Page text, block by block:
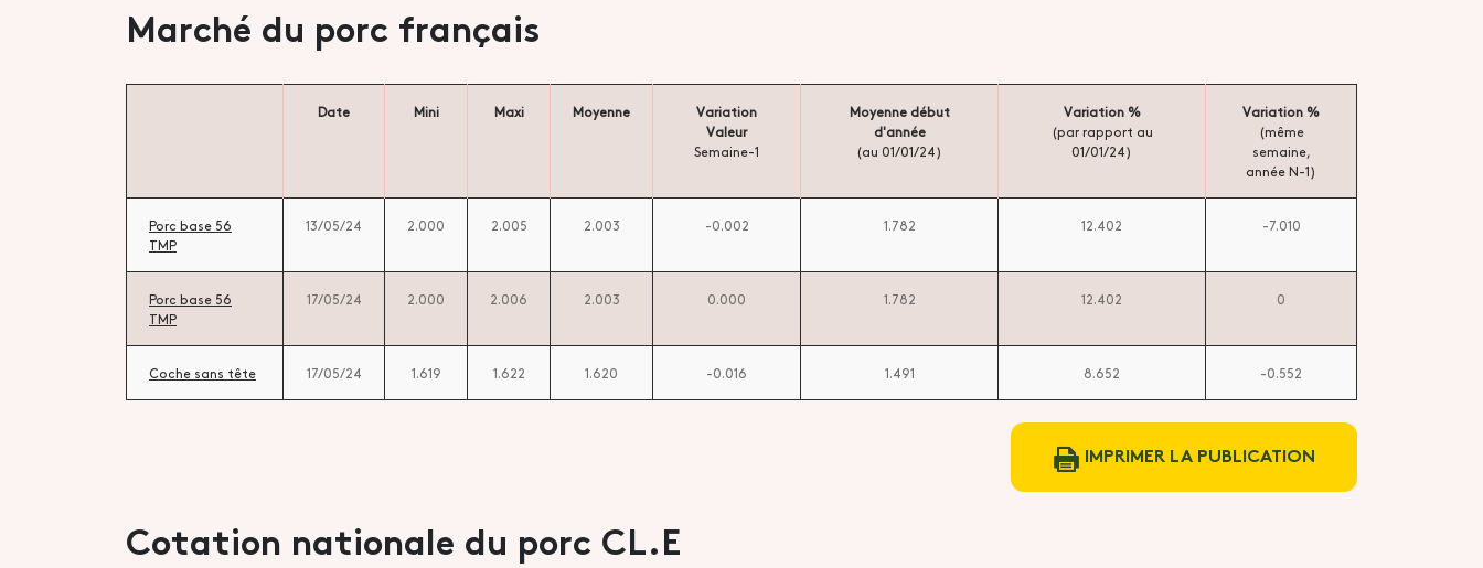
Marché du porc français
Date Mini Maxi Moyenne
Variation
Valeur
Semaine-1
Moyenne début
d'année
(au 01/01/24)
Variation %
(par rapport au
01/01/24)
Variation %
(même
semaine,
année N-1)
Porc base 56
TMP
13/05/24 2.000 2.005 2.003 -0.002 1.782 12.402 -7.010
Porc base 56
TMP
17/05/24 2.000 2.006 2.003 0.000 1.782 12.402 0
Coche sans tête 17/05/24 1.619 1.622 1.620 -0.016 1.491 8.652 -0.552
IMPRIMER LA PUBLICATION
Cotation nationale du porc CL.E